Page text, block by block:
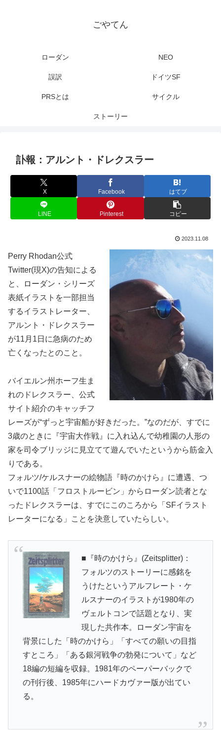
ごやてん
ローダン NEO
誤訳 ドイツSF
PRSとは サイクル
ストーリー
訃報：アルント・ドレクスラー
X Facebook はてブ
LINE Pinterest コピー
2023.11.08
Perry Rhodan公式
Twitter(現X)の告知による
と、ローダン・シリーズ
表紙イラストを一部担当
するイラストレーター、
アルント・ドレクスラー
が11月1日に急病のため
亡くなったとのこと。
バイエルン州ホーフ生ま
れのドレクスラー、公式
サイト紹介のキャッチフ
レーズが“ずっと宇宙船が好きだった。”なのだが、すでに
3歳のときに『宇宙大作戦』に入れ込んで幼稚園の人形の
家を司令ブリッジに見立てて遊んでいたというから筋金入
りである。
フォルツ/ケルスナーの絵物語『時のかけら』に遭遇、つ
いで1100話「フロストルービン」からローダン読者とな
ったドレクスラーは、すでにこのころから「SFイラスト
レーターになる」ことを決意していたらしい。
■『時のかけら』(Zeitsplitter)：
フォルツのストーリーに感銘を
うけたというアルフレート・ケ
ルスナーのイラストが1980年の
ヴェルトコンで話題となり、実
現した共作本。ローダン宇宙を
背景にした「時のかけら」「すべての願いの目指
すところ」「ある銀河戦争の勃発について」など
18編の短編を収録。1981年のペーパーバックで
の刊行後、1985年にハードカヴァー版が出てい
る。